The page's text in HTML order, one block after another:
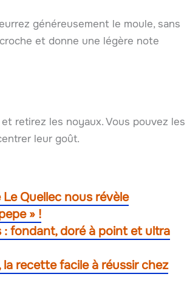
généreusement le moule, sans
et donne une légère note
retirez les noyaux. Vous pouvez les
leur goût.
Quellec nous révèle
» !
fondant, doré à point et ultra
recette facile à réussir chez